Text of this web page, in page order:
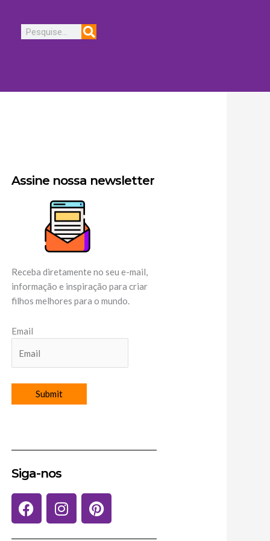
Assine nossa newsletter
Receba diretamente no seu e-mail,
informação e inspiração para criar
filhos melhores para o mundo.
Email
Siga-nos
F
a
I
n
P
i